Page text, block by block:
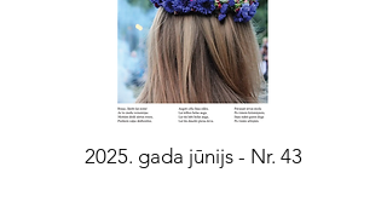
2025. gada jūnijs - Nr. 43